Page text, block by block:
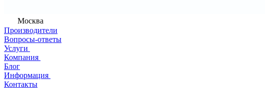
Москва
Производители
Вопросы-ответы
Услуги
Компания
Блог
Информация
Контакты